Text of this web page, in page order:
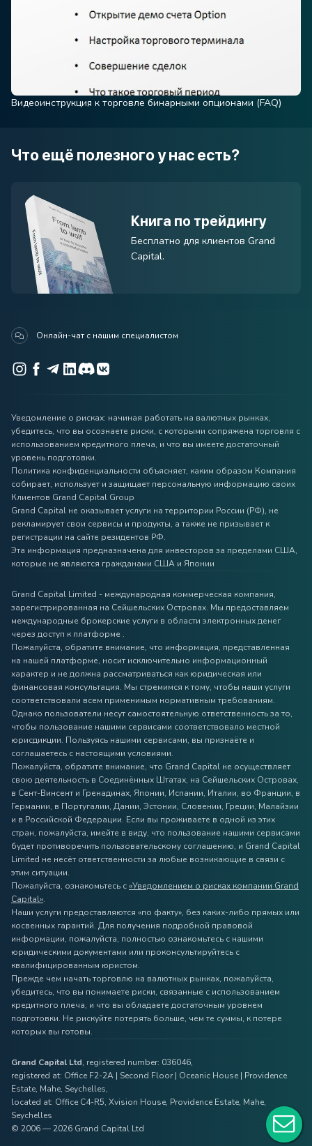
Видеоинструкция к торговле бинарными опционами (FAQ)
Что ещё полезного у нас есть?
Книга по трейдингу
Бесплатно для клиентов Grand
Capital.
Онлайн-чат с нашим специалистом
Уведомление о рисках: начиная работать на валютных рынках,
убедитесь, что вы осознаете риски, с которыми сопряжена торговля с
использованием кредитного плеча, и что вы имеете достаточный
уровень подготовки.
Политика конфиденциальности объясняет, каким образом Компания
собирает, использует и защищает персональную информацию своих
Клиентов Grand Capital Group
Grand Capital не оказывает услуги на территории России (РФ), не
рекламирует свои сервисы и продукты, а также не призывает к
регистрации на сайте резидентов РФ.
Эта информация предназначена для инвесторов за пределами США,
которые не являются гражданами США и Японии
Grand Capital Limited - международная коммерческая компания,
зарегистрированная на Сейшельских Островах. Мы предоставляем
международные брокерские услуги в области электронных денег
через доступ к платформе .
Пожалуйста, обратите внимание, что информация, представленная
на нашей платформе, носит исключительно информационный
характер и не должна рассматриваться как юридическая или
финансовая консультация. Мы стремимся к тому, чтобы наши услуги
соответствовали всем применимым нормативным требованиям.
Однако пользователи несут самостоятельную ответственность за то,
чтобы пользование нашими сервисами соответствовало местной
юрисдикции. Пользуясь нашими сервисами, вы признаёте и
соглашаетесь с настоящими условиями.
Пожалуйста, обратите внимание, что Grand Capital не осуществляет
свою деятельность в Соединённых Штатах, на Сейшельских Островах,
в Сент-Винсент и Гренадинах, Японии, Испании, Италии, во Франции, в
Германии, в Португалии, Дании, Эстонии, Словении, Греции, Малайзии
и в Российской Федерации. Если вы проживаете в одной из этих
стран, пожалуйста, имейте в виду, что пользование нашими сервисами
будет противоречить пользовательскому соглашению, и Grand Capital
Limited не несёт ответственности за любые возникающие в связи с
этим ситуации.
Пожалуйста, ознакомьтесь с«Уведомлением о рисках компании Grand
Capital».
Наши услуги предоставляются «по факту», без каких-либо прямых или
косвенных гарантий. Для получения подробной правовой
информации, пожалуйста, полностью ознакомьтесь с нашими
юридическими документами или проконсультируйтесь с
квалифицированным юристом.
Прежде чем начать торговлю на валютных рынках, пожалуйста,
убедитесь, что вы понимаете риски, связанные с использованием
кредитного плеча, и что вы обладаете достаточным уровнем
подготовки. Не рискуйте потерять больше, чем те суммы, к потере
которых вы готовы.
Grand Capital Ltd, registered number: 036046,
registered at: Office F2-2A | Second Floor | Oceanic House | Providence
Estate, Mahe, Seychelles,
located at: Office C4-R5, Xvision House, Providence Estate, Mahe,
Seychelles
© 2006 — 2026 Grand Capital Ltd